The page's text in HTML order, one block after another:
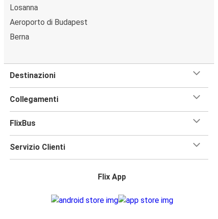
Losanna
Aeroporto di Budapest
Berna
Destinazioni
Collegamenti
FlixBus
Servizio Clienti
Flix App